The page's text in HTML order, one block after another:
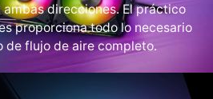
direcciones. El práctico
proporciona todo lo necesario
de flujo de aire completo.